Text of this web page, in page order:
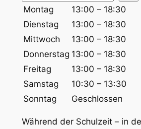
u
c
e
n
Montag
13:00 – 18:30
Dienstag
13:00 – 18:30
Mittwoch
13:00 – 18:30
Donnerstag 13:00 – 18:30
Freitag
13:00 – 18:30
Samstag
10:30 – 13:30
Sonntag
Geschlossen
Während der Schulzeit – in